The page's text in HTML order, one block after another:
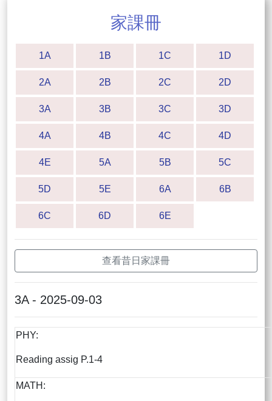
家課冊
1A 1B 1C 1D
2A 2B 2C 2D
3A 3B 3C 3D
4A 4B 4C 4D
4E 5A 5B 5C
5D 5E 6A 6B
6C 6D 6E
查看昔日家課冊
3A - 2025-09-03
PHY:
Reading assig P.1-4
MATH: